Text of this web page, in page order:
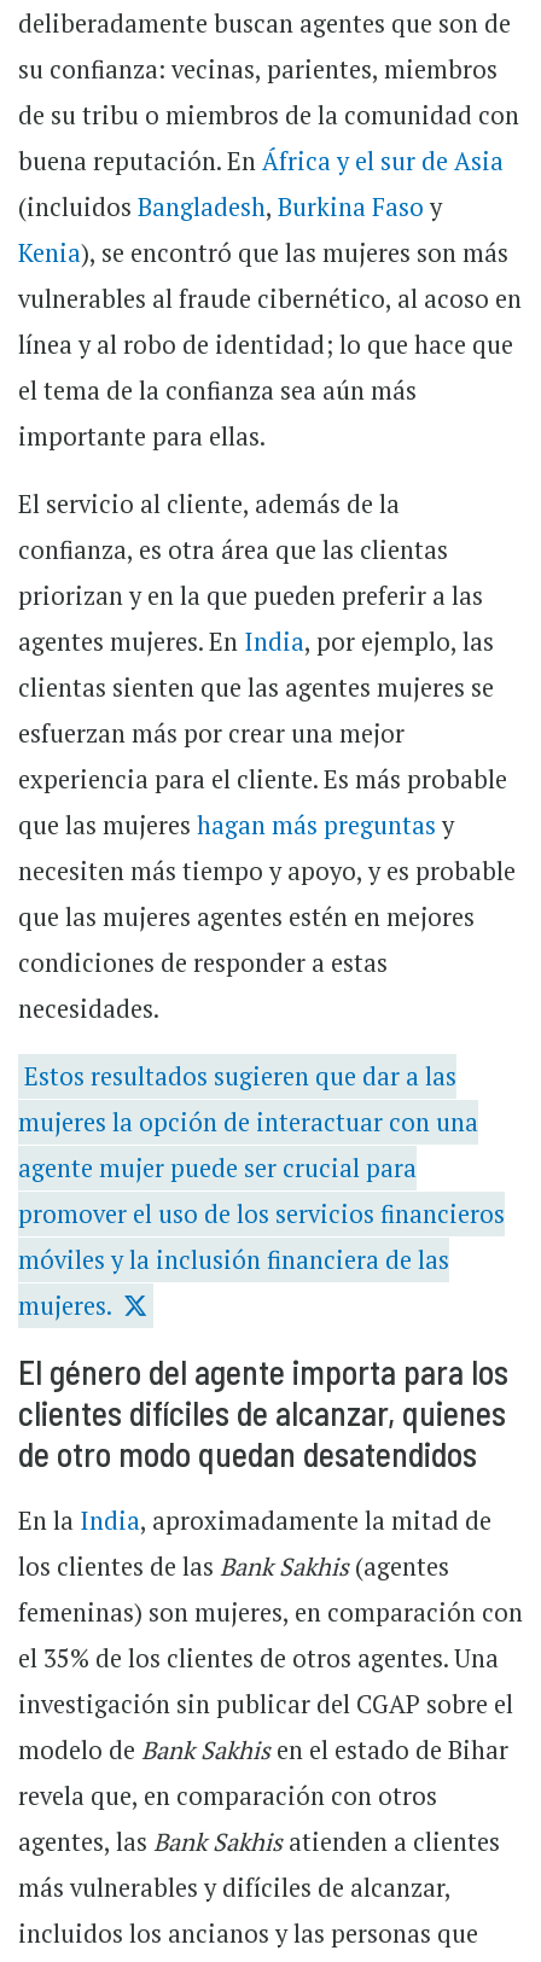
deliberadamente buscan agentes que son de
su confianza: vecinas, parientes, miembros
de su tribu o miembros de la comunidad con
buena reputación. EnÁfrica y el sur de Asia
(incluidos Bangladesh, Burkina Fasoy
Kenia), se encontró que las mujeres son más
vulnerables al fraude cibernético, al acoso en
línea y al robo de identidad; lo que hace que
el tema de la confianza sea aún más
importante para ellas.
El servicio al cliente, además de la
confianza, es otra área que las clientas
priorizan y en la que pueden preferir a las
agentes mujeres. En India, por ejemplo, las
clientas sienten que las agentes mujeres se
esfuerzan más por crear una mejor
experiencia para el cliente. Es más probable
que las mujeres hagan más preguntasy
necesiten más tiempo y apoyo, y es probable
que las mujeres agentes estén en mejores
condiciones de responder a estas
necesidades.
Estos resultados sugieren que dar a las
mujeres la opción de interactuar con una
agente mujer puede ser crucial para
promover el uso de los servicios financieros
móviles y la inclusión financiera de las
mujeres.
El género del agente importa para los
clientes difíciles de alcanzar, quienes
de otro modo quedan desatendidos
En la India, aproximadamente la mitad de
los clientes de las Bank Sakhis(agentes
femeninas) son mujeres, en comparación con
el 35% de los clientes de otros agentes. Una
investigación sin publicar del CGAP sobre el
modelo de Bank Sakhisen el estado de Bihar
revela que, en comparación con otros
agentes, las Bank Sakhisatienden a clientes
más vulnerables y difíciles de alcanzar,
incluidos los ancianos y las personas que